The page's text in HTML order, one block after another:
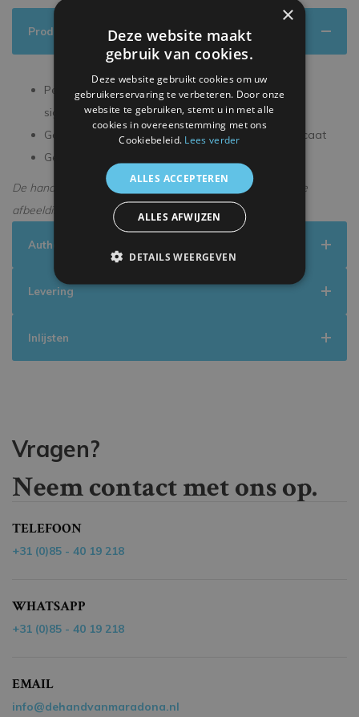
Productinformatie
Persoonlijk gesigneerd tijdens een exclusieve
signeersessie
Geleverd met een officieel ICONS echtheidscertificaat
Geleverd in een premium verpakking
De handtekening kan enigszins afwijken van de getoonde
afbeelding.
Authenticiteit
Levering
Inlijsten
Vragen?
Neem contact met ons op.
TELEFOON
+31 (0)85 - 40 19 218
WHATSAPP
+31 (0)85 - 40 19 218
EMAIL
info@dehandvanmaradona.nl
×
Deze website maakt
gebruik van cookies.
Deze website gebruikt cookies om uw
gebruikerservaring te verbeteren. Door onze
website te gebruiken, stemt u in met alle
cookies in overeenstemming met ons
Cookiebeleid. Lees verder
ALLES ACCEPTEREN
ALLES AFWIJZEN
DETAILS WEERGEVEN